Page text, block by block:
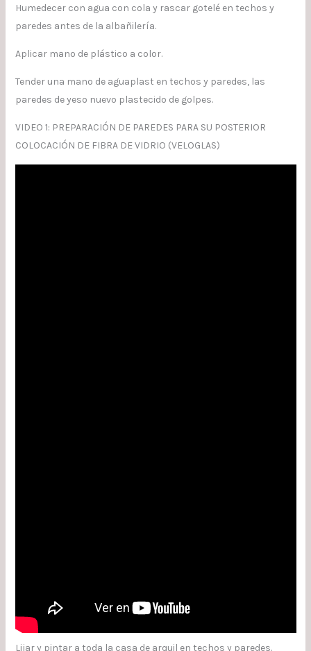
Humedecer con agua con cola y rascar gotelé en techos y
paredes antes de la albañilería.
Aplicar mano de plástico a color.
Tender una mano de aguaplast en techos y paredes, las
paredes de yeso nuevo plastecido de golpes.
VIDEO 1: PREPARACIÓN DE PAREDES PARA SU POSTERIOR
COLOCACIÓN DE FIBRA DE VIDRIO (VELOGLAS)
Lijar y pintar a toda la casa de arquil en techos y paredes.